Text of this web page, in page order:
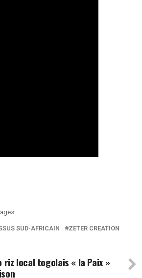
SUD-AFRICAIN ZETER CREATION
riz local togolais « la Paix »